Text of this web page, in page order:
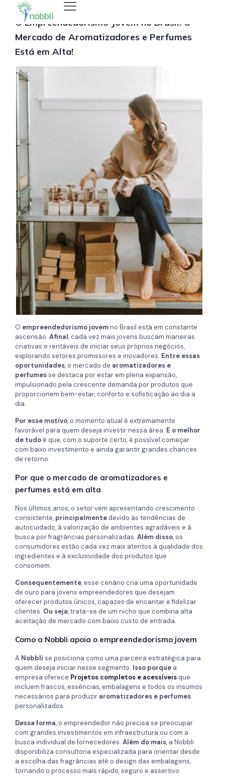
O Empreendedorismo Jovem no Brasil: O
Mercado de Aromatizadores e Perfumes
Está em Alta!
O empreendedorismo jovemno Brasil está em constante
ascensão. Afinal, cada vez mais jovens buscam maneiras
criativas e rentáveis de iniciar seus próprios negócios,
explorando setores promissores e inovadores. Entre essas
oportunidades, o mercado de aromatizadores e
perfumesse destaca por estar em plena expansão,
impulsionado pela crescente demanda por produtos que
proporcionem bem-estar, conforto e sofisticação ao dia a
dia.
Por esse motivo, o momento atual é extremamente
favorável para quem deseja investir nessa área. E o melhor
de tudoé que, com o suporte certo, é possível começar
com baixo investimento e ainda garantir grandes chances
de retorno.
Por que o mercado de aromatizadores e
perfumes está em alta
Nos últimos anos, o setor vem apresentando crescimento
consistente, principalmentedevido às tendências de
autocuidado, à valorização de ambientes agradáveis e à
busca por fragrâncias personalizadas. Além disso, os
consumidores estão cada vez mais atentos à qualidade dos
ingredientes e à exclusividade dos produtos que
consomem.
Consequentemente, esse cenário cria uma oportunidade
de ouro para jovens empreendedores que desejam
oferecer produtos únicos, capazes de encantar e fidelizar
clientes. Ou seja, trata-se de um nicho que combina alta
aceitação de mercado com baixo custo de entrada.
Como a Nobbli apoia o empreendedorismo jovem
A Nobbli se posiciona como uma parceira estratégica para
quem deseja iniciar nesse segmento. Isso porque a
empresa oferece Projetos completos e acessíveisque
incluem frascos, essências, embalagens e todos os insumos
necessários para produzir aromatizadores e perfumes
personalizados.
Dessa forma, o empreendedor não precisa se preocupar
com grandes investimentos em infraestrutura ou com a
busca individual de fornecedores. Além do mais, a Nobbli
disponibiliza consultoria especializada para orientar desde
a escolha das fragrâncias até o design das embalagens,
tornando o processo mais rápido, seguro e assertivo.